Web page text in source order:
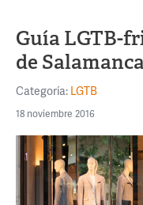
Guía LGTB-
de
Categoría: LGTB
18 noviembre 2016